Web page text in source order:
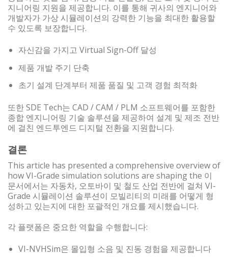
지니어링 지원을 제공합니다. 이를 통해 귀사의 엔지니어와
개발자가 가상 시뮬레이션의 강력한 기능을 최대한 활용할
수 있도록 보장합니다.
자신감을 가지고 Virtual Sign-Off 달성
제품 개발 주기 단축
초기 설계 단계부터 제품 품질 및 고객 경험 최적화
또한 SDE Tech는 CAD / CAM / PLM 소프트웨어를 포함한
종합 엔지니어링 기술 솔루션을 제공하여 설계 및 제조 전반
에 걸친 엔드투엔드 디지털 전환을 지원합니다.
결론
This article has presented a comprehensive overview of
how VI-Grade simulation solutions are shaping the 이
문서에서는 자동차, 오토바이 및 철도 산업 전반에 걸쳐 VI-
Grade 시뮬레이션 솔루션이 모빌리티의 미래를 어떻게 형
성하고 있는지에 대한 포괄적인 개요를 제시했습니다.
각 플랫폼은 중요한 역할을 수행합니다:
VI-NVHSim은 몰입형 소음 및 진동 경험을 제공합니다